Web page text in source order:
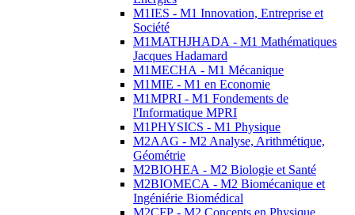
M1IES - M1 Innovation, Entreprise et
Société
M1MATHJHADA - M1 Mathématiques
Jacques Hadamard
M1MECHA - M1 Mécanique
M1MIE - M1 en Economie
M1MPRI - M1 Fondements de
l'Informatique MPRI
M1PHYSICS - M1 Physique
M2AAG - M2 Analyse, Arithmétique,
Géométrie
M2BIOHEA - M2 Biologie et Santé
M2BIOMECA - M2 Biomécanique et
Ingéniérie Biomédical
M2CFP - M2 Concepts en Physique